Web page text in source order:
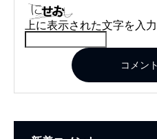
上に表示された文字を入
コメン